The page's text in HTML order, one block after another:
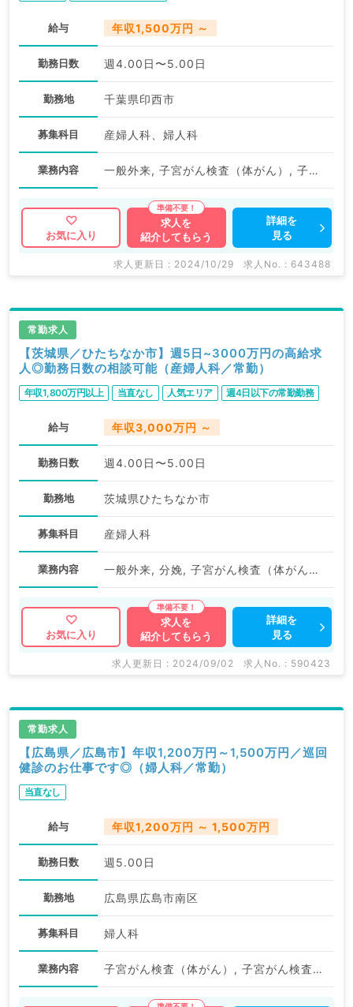
給与 年収1,500万円 ～
勤務日数 週4.00日〜5.00日
勤務地 千葉県印西市
募集科目 産婦人科、婦人科
業務内容 一般外来, 子宮がん検査（体がん）, 子宮がん検査（頚がん）
お気に入り
求人を
紹介してもらう
詳細を
見る
求人更新日 : 2024/10/29 求人No. : 643488
常勤求人
【茨城県／ひたちなか市】週5日~3000万円の高給求
人◎勤務日数の相談可能（産婦人科／常勤）
年収1,800万円以上 当直なし 人気エリア 週4日以下の常勤勤務
給与 年収3,000万円 ～
勤務日数 週4.00日〜5.00日
勤務地 茨城県ひたちなか市
募集科目 産婦人科
業務内容 一般外来, 分娩, 子宮がん検査（体がん）, 子宮がん検査（頚がん）, その他, その他
お気に入り
求人を
紹介してもらう
詳細を
見る
求人更新日 : 2024/09/02 求人No. : 590423
常勤求人
【広島県／広島市】年収1,200万円～1,500万円／巡回
健診のお仕事です◎（婦人科／常勤）
当直なし
給与 年収1,200万円 ～ 1,500万円
勤務日数 週5.00日
勤務地 広島県広島市南区
募集科目 婦人科
業務内容 子宮がん検査（体がん）, 子宮がん検査（頚がん）, その他